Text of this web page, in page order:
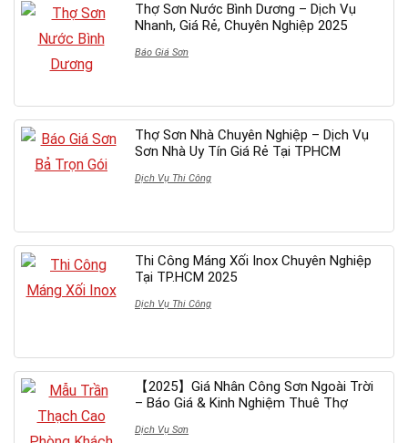
Thợ Sơn Nước Bình Dương – Dịch Vụ
Nhanh, Giá Rẻ, Chuyên Nghiệp 2025
Báo Giá Sơn
Thợ Sơn Nhà Chuyên Nghiệp – Dịch Vụ
Sơn Nhà Uy Tín Giá Rẻ Tại TPHCM
Dịch Vụ Thi Công
Thi Công Máng Xối Inox Chuyên Nghiệp
Tại TP.HCM 2025
Dịch Vụ Thi Công
【2025】Giá Nhân Công Sơn Ngoài Trời
– Báo Giá & Kinh Nghiệm Thuê Thợ
Dịch Vụ Sơn